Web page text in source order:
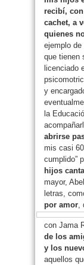
recibí,
cachet, a
quienes
ejemplo de
que tienen
licenciado
y
la
abrirse
mis casi
cumplido”
hijos
mayor,
letras,
por amor
con Jama
de los
y los
aquellos